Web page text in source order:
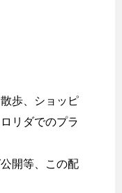
歩、ショッピ
リダでのプラ
開等、この配